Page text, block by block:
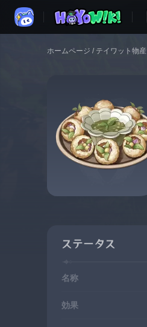
ホームページ / テイワット物産
ステータス
名称
効果